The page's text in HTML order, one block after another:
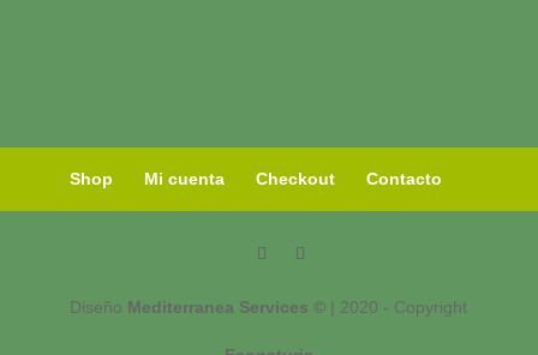
Shop Mi cuenta Checkout Contacto
Diseño Mediterranea Services © | 2020 - Copyright